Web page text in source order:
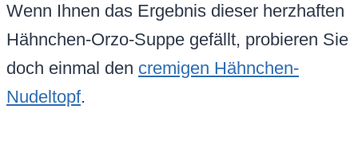
Wenn Ihnen das Ergebnis dieser herzhaften
Hähnchen-Orzo-Suppe gefällt, probieren Sie
doch einmal den cremigen Hähnchen-
Nudeltopf.